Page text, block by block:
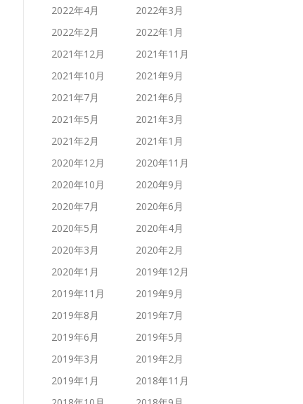
2022年4月
2022年3月
2022年2月
2022年1月
2021年12月
2021年11月
2021年10月
2021年9月
2021年7月
2021年6月
2021年5月
2021年3月
2021年2月
2021年1月
2020年12月
2020年11月
2020年10月
2020年9月
2020年7月
2020年6月
2020年5月
2020年4月
2020年3月
2020年2月
2020年1月
2019年12月
2019年11月
2019年9月
2019年8月
2019年7月
2019年6月
2019年5月
2019年3月
2019年2月
2019年1月
2018年11月